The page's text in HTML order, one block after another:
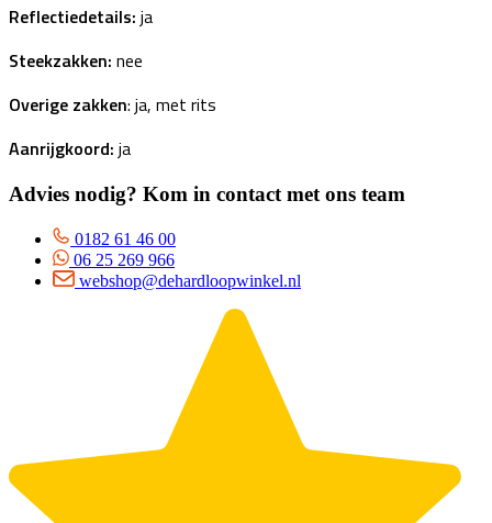
Reflectiedetails: ja
Steekzakken: nee
Overige zakken: ja, met rits
Aanrijgkoord: ja
Advies nodig? Kom in contact met ons team
0182 61 46 00
06 25 269 966
webshop@dehardloopwinkel.nl